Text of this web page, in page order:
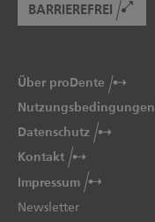
BARRIEREFREI
Über proDente
Nutzungsbedingungen
Datenschutz
Kontakt
Impressum
Newsletter